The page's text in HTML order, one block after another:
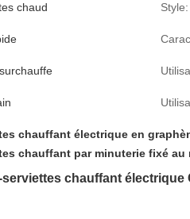
chaud Style:
chauffant électrique en
chauffant par minuterie fixé au
chauffant